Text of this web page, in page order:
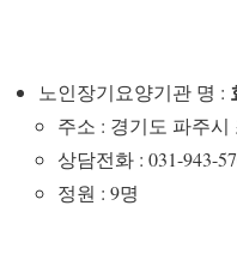
노인장기요양기관 명 :
주소 : 경기도 파주
상담전화 : 031-943-
정원 : 9명